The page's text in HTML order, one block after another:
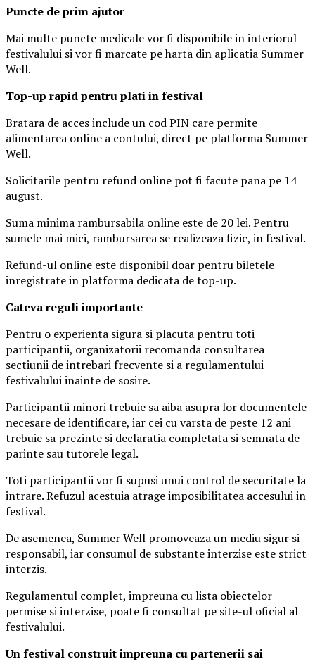
Puncte de prim ajutor
Mai multe puncte medicale vor fi disponibile in interiorul
festivalului si vor fi marcate pe harta din aplicatia Summer
Well.
Top-up rapid pentru plati in festival
Bratara de acces include un cod PIN care permite
alimentarea online a contului, direct pe platforma Summer
Well.
Solicitarile pentru refund online pot fi facute pana pe 14
august.
Suma minima rambursabila online este de 20 lei. Pentru
sumele mai mici, rambursarea se realizeaza fizic, in festival.
Refund-ul online este disponibil doar pentru biletele
inregistrate in platforma dedicata de top-up.
Cateva reguli importante
Pentru o experienta sigura si placuta pentru toti
participantii, organizatorii recomanda consultarea
sectiunii de intrebari frecvente si a regulamentului
festivalului inainte de sosire.
Participantii minori trebuie sa aiba asupra lor documentele
necesare de identificare, iar cei cu varsta de peste 12 ani
trebuie sa prezinte si declaratia completata si semnata de
parinte sau tutorele legal.
Toti participantii vor fi supusi unui control de securitate la
intrare. Refuzul acestuia atrage imposibilitatea accesului in
festival.
De asemenea, Summer Well promoveaza un mediu sigur si
responsabil, iar consumul de substante interzise este strict
interzis.
Regulamentul complet, impreuna cu lista obiectelor
permise si interzise, poate fi consultat pe site-ul oficial al
festivalului.
Un festival construitimpreuna cu partenerii sai